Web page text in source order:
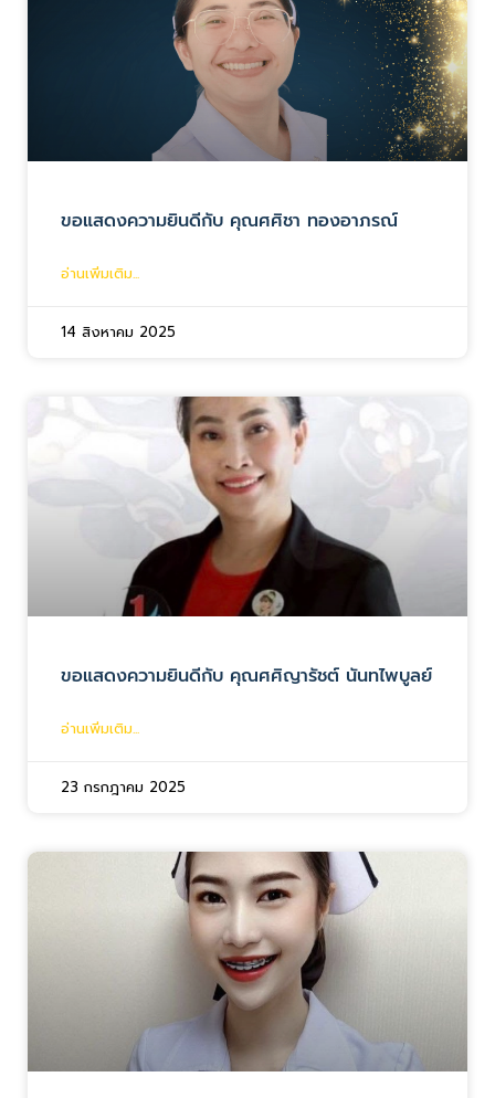
ขอแสดงความยินดีกับ คุณศศิชา ทองอาภรณ์
อ่านเพิ่มเติม...
14 สิงหาคม 2025
ขอแสดงความยินดีกับ คุณศศิญารัชต์ นันทไพบูลย์
อ่านเพิ่มเติม...
23 กรกฎาคม 2025